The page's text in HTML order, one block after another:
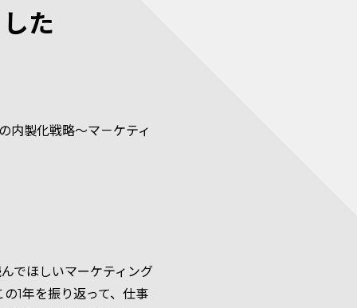
た
内製化戦略～マ－ケティ
でほしいマーケティング
1年を振り返って、仕事